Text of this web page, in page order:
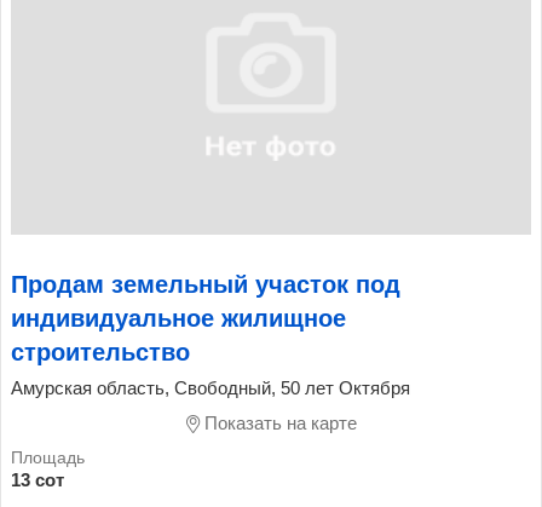
Продам земельный участок под
индивидуальное жилищное
строительство
Амурская область, Свободный, 50 лет Октября
Показать на карте
13 сот